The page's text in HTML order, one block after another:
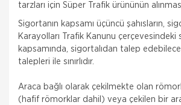
tarzları için Süper Trafik ürününün
Sigortanın kapsamı üçüncü şahısların,
Karayolları Trafik Kanunu çerçevesindeki
kapsamında, sigortalıdan talep
talepleri ile sınırlıdır.
Araca bağlı olarak çekilmekte olan
(hafif römorklar dahil) veya çekilen bir